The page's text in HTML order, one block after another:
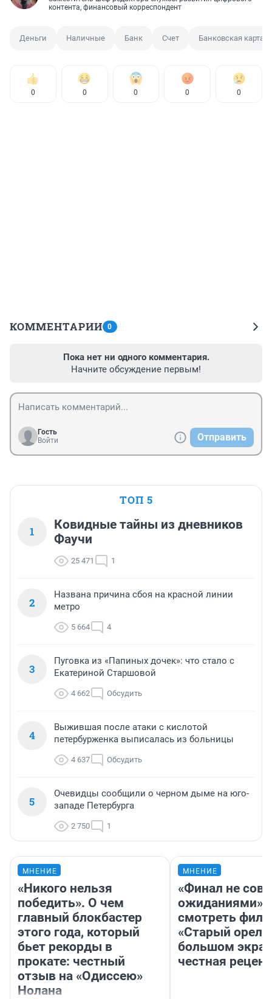
контента, финансовый корреспондент
Деньги Наличные Банк Счет Банковская карта
0 0 0 0 0
КОММЕНТАРИИ 0
Пока нет ни одного комментария.
Начните обсуждение первым!
Гость
Войти
Отправить
ТОП 5
1
Ковидные тайны из дневников
Фаучи
25 471 1
2
Названа причина сбоя на красной линии
метро
5 664 4
3
Пуговка из «Папиных дочек»: что стало с
Екатериной Старшовой
4 662 Обсудить
4
Выжившая после атаки с кислотой
петербурженка выписалась из больницы
4 637 Обсудить
5
Очевидцы сообщили о черном дыме на юго-
западе Петербурга
2 750 1
МНЕНИЕ
«Никого нельзя
победить». О чем
главный блокбастер
этого года, который
бьет рекорды в
прокате: честный
отзыв на «Одиссею»
Нолана
МНЕНИЕ
«Финал не
ожиданиями»:
смотреть
«Старый орел»
большом
честная